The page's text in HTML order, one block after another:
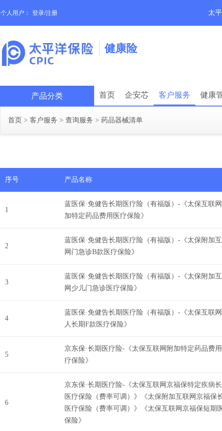
个人用户： 登录/注册 太
健康险
产品分类 首页 企安芯 客户服务 健康
首页 > 客户服务 > 查询服务 > 药品器械清单
序号 产品名称
1
蓝医保·免健告长期医疗险（有福版）-《太保互联
加特定药品费用医疗保险》
2
蓝医保·免健告长期医疗险（有福版）-《太保附加
网门急诊B款医疗保险》
3
蓝医保·免健告长期医疗险（有福版）-《太保附加
网少儿门急诊医疗保险》
4
蓝医保·免健告长期医疗险（有福版）-《太保互联
人长期F款医疗保险》
5
京东保·长期医疗险-《太保互联网附加特定药品费
疗保险》
6
京东保·长期医疗险-《太保互联网京福保特定疾病
医疗保险（费率可调）》《太保附加互联网京福保
医疗保险（费率可调）》《太保互联网京福保短期
保险》